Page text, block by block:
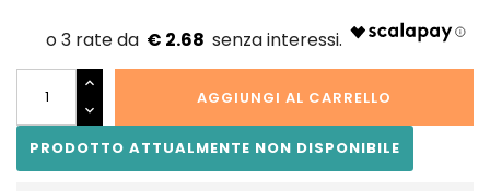
€ 2.68
AGGIUNGI AL CARRELLO
PRODOTTO ATTUALMENTE NON DISPONIBILE